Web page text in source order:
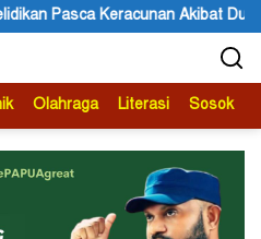
Akibat Dugaan Menu MBG di
Olahraga Literasi Sosok